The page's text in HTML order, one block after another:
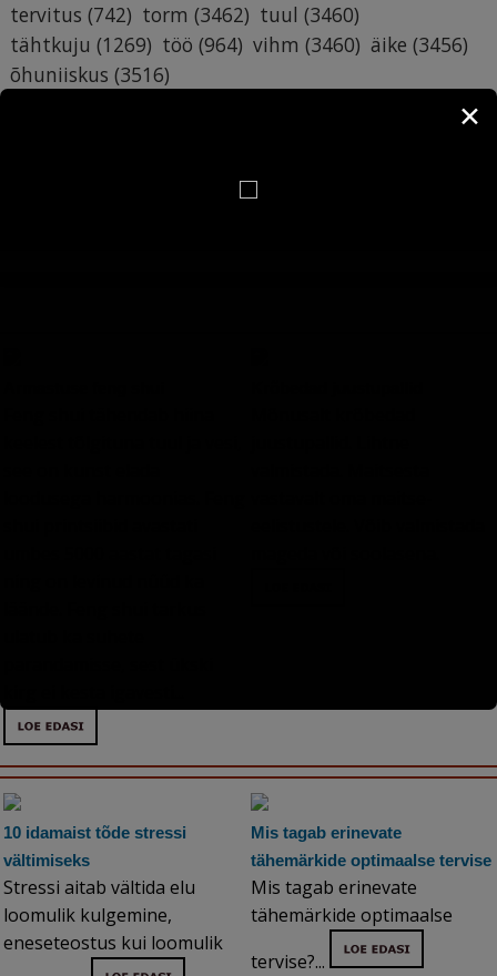
tervitus (742) torm (3462) tuul (3460)
tähtkuju (1269) töö (964) vihm (3460) äike (3456)
õhuniiskus (3516)
Postitusi: 32 087
10 idamaist tõde stressi
vältimiseks
Stressi aitab vältida elu
loomulik kulgemine,
eneseteostus kui loomulik
Mis tagab erinevate
tähemärkide optimaalse tervise
Mis tagab erinevate
tähemärkide optimaalse
tervise?...
✕